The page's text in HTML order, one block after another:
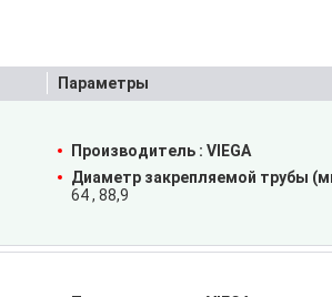
Параметры
Производитель : VIEGA
Диаметр закрепляемой трубы
64 88,9